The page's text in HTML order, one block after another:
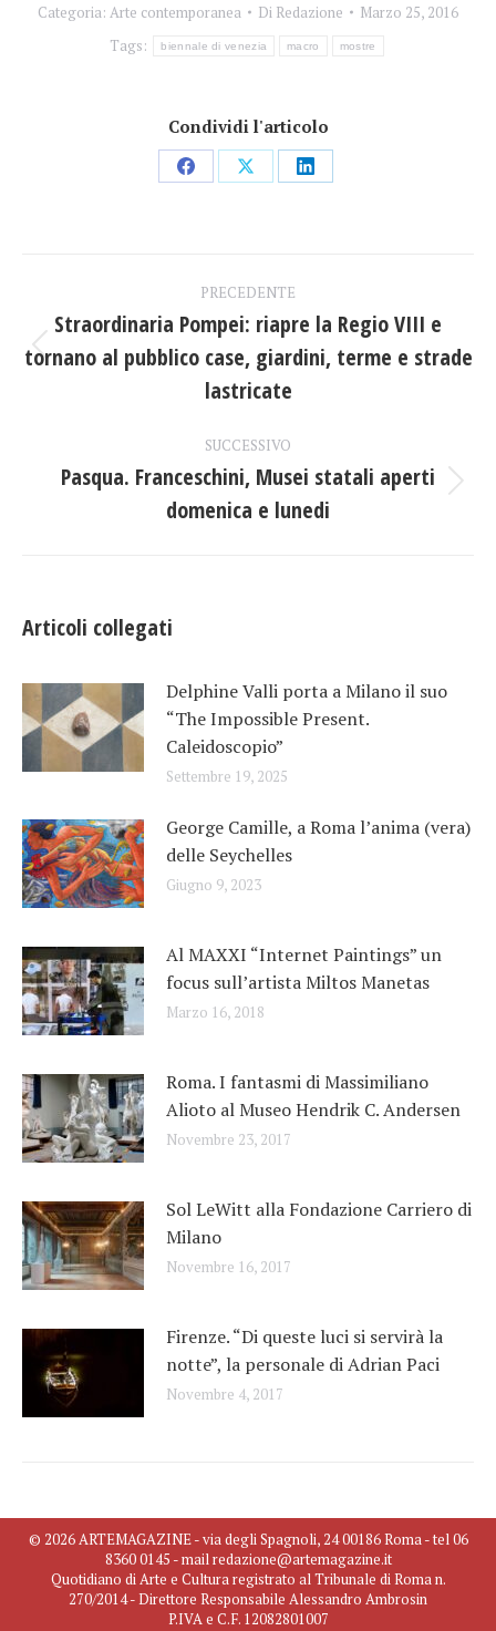
Categoria: Arte contemporanea Di Redazione
Marzo 25, 2016
Tags:
biennale di venezia macro mostre
Condividi l'articolo
CondividiCondividiCondividi
tra
i
PRECEDENTE
Post
precedente:
Straordinaria Pompei: riapre la Regio VIII e
tornano al pubblico case, giardini, terme e strade
lastricate
SUCCESSIVO
Prossimo
post:
Pasqua. Franceschini, Musei statali aperti
domenica e lunedi
Articoli collegati
Delphine Valli porta a Milano il suo
“The Impossible Present.
Caleidoscopio”
Settembre 19, 2025
George Camille, a Roma l’anima (vera)
delle Seychelles
Giugno 9, 2023
Al MAXXI “Internet Paintings” un
focus sull’artista Miltos Manetas
Marzo 16, 2018
Roma. I fantasmi di Massimiliano
Alioto al Museo Hendrik C. Andersen
Novembre 23, 2017
Sol LeWitt alla Fondazione Carriero di
Milano
Novembre 16, 2017
Firenze. “Di queste luci si servirà la
notte”, la personale di Adrian Paci
Novembre 4, 2017
© 2026 ARTEMAGAZINE - via degli Spagnoli, 24 00186 Roma - tel 06
8360 0145 - mail redazione@artemagazine.it
Quotidiano di Arte e Cultura registrato al Tribunale di Roma n.
270/2014 - Direttore Responsabile Alessandro Ambrosin
P.IVA e C.F. 12082801007